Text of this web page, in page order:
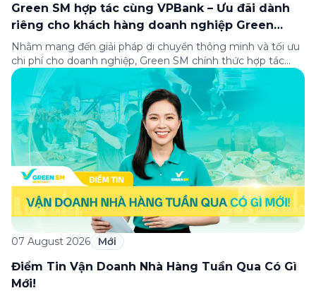
Green SM hợp tác cùng VPBank – Ưu đãi dành
riêng cho khách hàng doanh nghiệp Green
Business
Nhằm mang đến giải pháp di chuyển thông minh và tối ưu
chi phí cho doanh nghiệp, Green SM chính thức hợp tác
cùng VPBank triển khai chương trình ưu đãi dành riêng cho
khách hàng đăng ký thẻ Doanh nghiệp Green Business.
Thông qua chương trình, doanh nghiệp có thể tận hưởng
nhiều ưu […]
07 August 2026 Mới
Điểm Tin Vận Doanh Nhà Hàng Tuần Qua Có Gì
Mới!